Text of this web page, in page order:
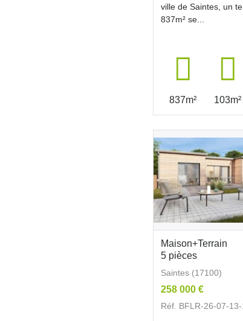
ville de Saintes, un
837m² se...
837m² 103m²
Maison+Terrain
5 pièces
Saintes (17100)
258 000 €
Réf. BFLR-26-07-13-